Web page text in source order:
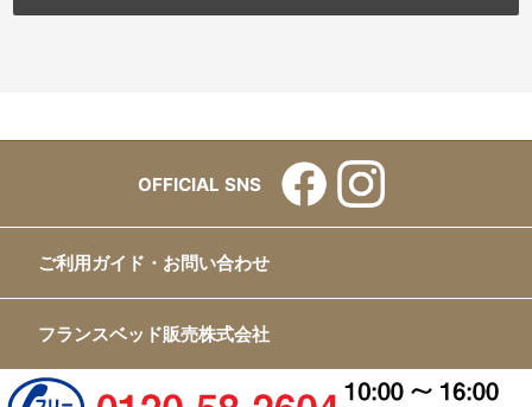
OFFICIAL SNS
ご利用ガイド・お問い合わせ
フランスベッド販売株式会社